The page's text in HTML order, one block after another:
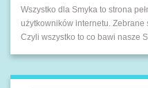
Wszystko dla Smyka to strona
użytkowników internetu. Zebrane
Czyli wszystko to co bawi nasze